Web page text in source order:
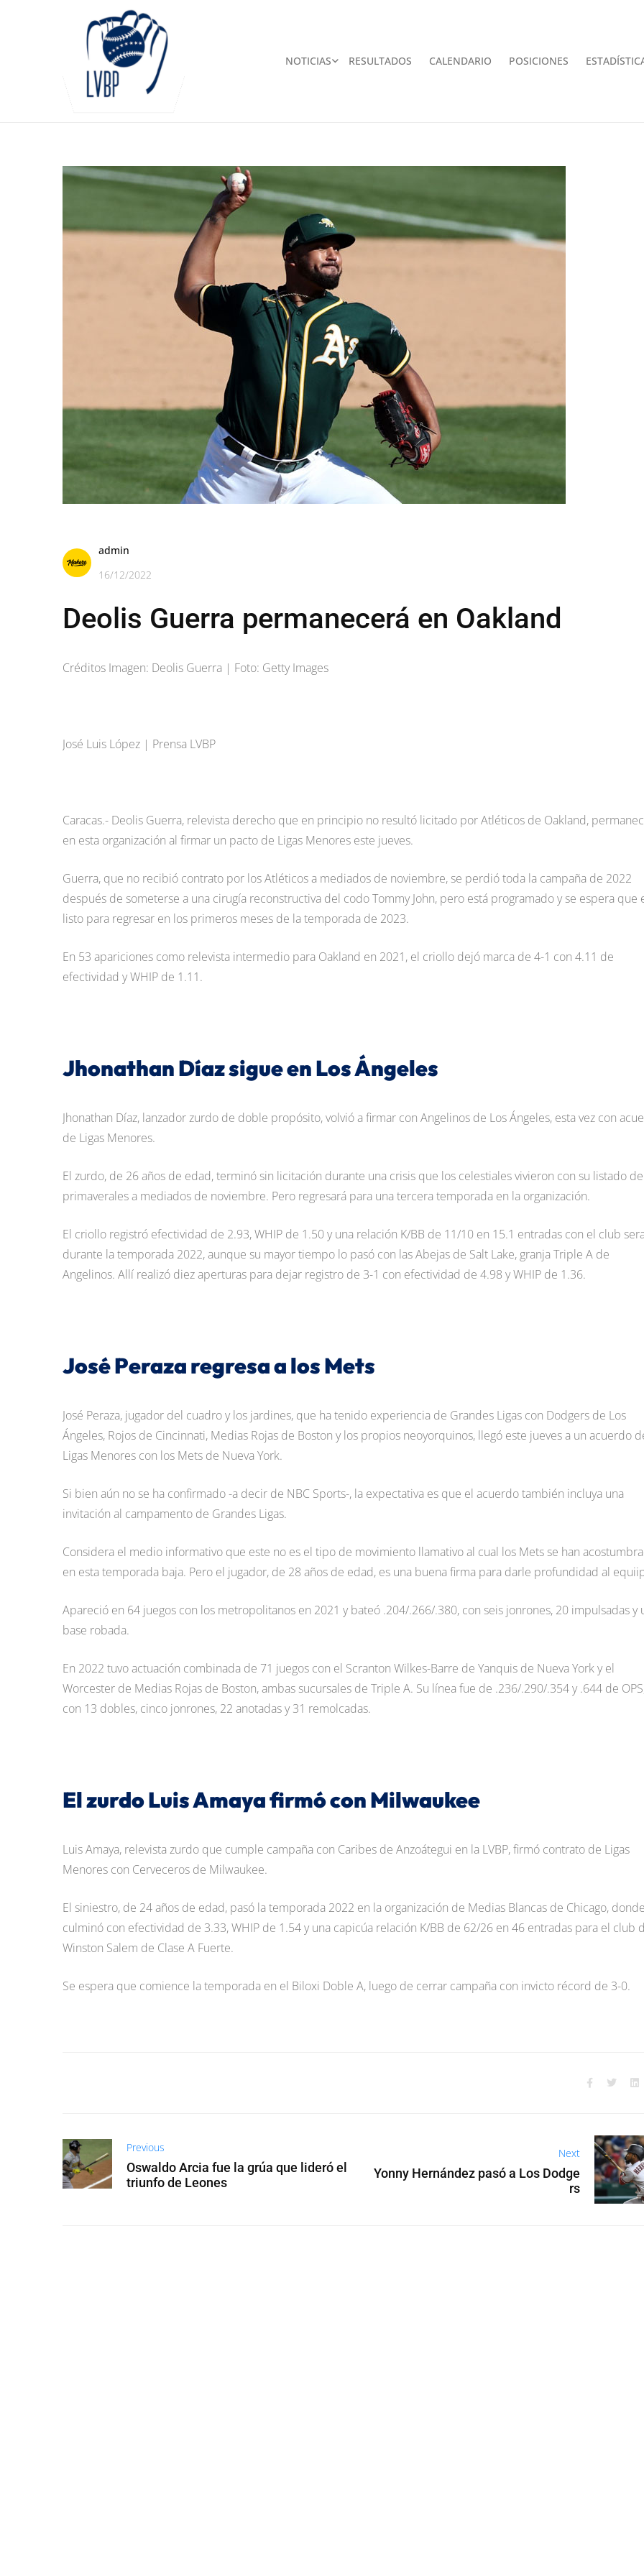
NOTICIAS RESULTADOS CALENDARIO POSICIONES
admin
16/12/2022
Deolis Guerra permanecerá en Oakland
Créditos Imagen: Deolis Guerra | Foto: Getty Images
José Luis López | Prensa LVBP
Caracas.- Deolis Guerra, relevista derecho que en principio no resultó licitado por Atléticos de Oakland,
en esta organización al firmar un pacto de Ligas Menores este jueves.
Guerra, que no recibió contrato por los Atléticos a mediados de noviembre, se perdió toda la campaña de 2022
después de someterse a una cirugía reconstructiva del codo Tommy John, pero está programado y se espera que
listo para regresar en los primeros meses de la temporada de 2023.
En 53 apariciones como relevista intermedio para Oakland en 2021, el criollo dejó marca de 4-1 con 4.11 de
efectividad y WHIP de 1.11.
Jhonathan Díaz sigue en Los Ángeles
Jhonathan Díaz, lanzador zurdo de doble propósito, volvió a firmar con Angelinos de Los Ángeles, esta vez con
de Ligas Menores.
El zurdo, de 26 años de edad, terminó sin licitación durante una crisis que los celestiales vivieron con su listado
primaverales a mediados de noviembre. Pero regresará para una tercera temporada en la organización.
El criollo registró efectividad de 2.93, WHIP de 1.50 y una relación K/BB de 11/10 en 15.1 entradas con el club
durante la temporada 2022, aunque su mayor tiempo lo pasó con las Abejas de Salt Lake, granja Triple A de
Angelinos. Allí realizó diez aperturas para dejar registro de 3-1 con efectividad de 4.98 y WHIP de 1.36.
José Peraza regresa a los Mets
José Peraza, jugador del cuadro y los jardines, que ha tenido experiencia de Grandes Ligas con Dodgers de Los
Ángeles, Rojos de Cincinnati, Medias Rojas de Boston y los propios neoyorquinos, llegó este jueves a un acuerdo
Ligas Menores con los Mets de Nueva York.
Si bien aún no se ha confirmado -a decir de NBC Sports-, la expectativa es que el acuerdo también incluya una
invitación al campamento de Grandes Ligas.
Considera el medio informativo que este no es el tipo de movimiento llamativo al cual los Mets se han
en esta temporada baja. Pero el jugador, de 28 años de edad, es una buena firma para darle profundidad al
Apareció en 64 juegos con los metropolitanos en 2021 y bateó .204/.266/.380, con seis jonrones, 20 impulsadas y
base robada.
En 2022 tuvo actuación combinada de 71 juegos con el Scranton Wilkes-Barre de Yanquis de Nueva York y el
Worcester de Medias Rojas de Boston, ambas sucursales de Triple A. Su línea fue de .236/.290/.354 y .644 de
con 13 dobles, cinco jonrones, 22 anotadas y 31 remolcadas.
El zurdo Luis Amaya firmó con Milwaukee
Luis Amaya, relevista zurdo que cumple campaña con Caribes de Anzoátegui en la LVBP, firmó contrato de Ligas
Menores con Cerveceros de Milwaukee.
El siniestro, de 24 años de edad, pasó la temporada 2022 en la organización de Medias Blancas de Chicago, donde
culminó con efectividad de 3.33, WHIP de 1.54 y una capicúa relación K/BB de 62/26 en 46 entradas para el club
Winston Salem de Clase A Fuerte.
Se espera que comience la temporada en el Biloxi Doble A, luego de cerrar campaña con invicto récord de 3-0.
Previous
Oswaldo Arcia fue la grúa que lideró el
triunfo de Leones
Next
Yonny Hernández pasó a Los Dodge
rs